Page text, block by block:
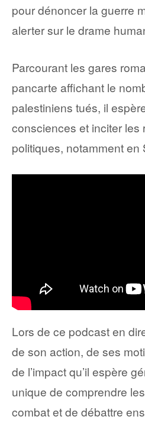
pour dénoncer la guerre
alerter sur le drame
Parcourant les gares
pancarte affichant le
palestiniens tués, il
consciences et inciter les
politiques, notamment en
Lors de ce podcast en
de son action, de ses
de l’impact qu’il espère
unique de comprendre
combat et de débattre